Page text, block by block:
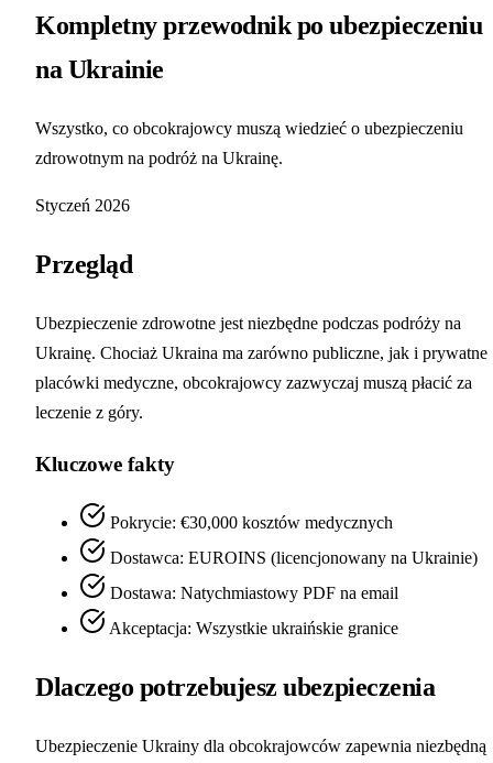
Kompletny przewodnik po ubezpieczeniu
na Ukrainie
Wszystko, co obcokrajowcy muszą wiedzieć o ubezpieczeniu
zdrowotnym na podróż na Ukrainę.
Styczeń 2026
Przegląd
Ubezpieczenie zdrowotne jest niezbędne podczas podróży na
Ukrainę. Chociaż Ukraina ma zarówno publiczne, jak i prywatne
placówki medyczne, obcokrajowcy zazwyczaj muszą płacić za
leczenie z góry.
Kluczowe fakty
Pokrycie: €30,000 kosztów medycznych
Dostawca: EUROINS (licencjonowany na Ukrainie)
Dostawa: Natychmiastowy PDF na email
Akceptacja: Wszystkie ukraińskie granice
Dlaczego potrzebujesz ubezpieczenia
Ubezpieczenie Ukrainy dla obcokrajowców zapewnia niezbędną